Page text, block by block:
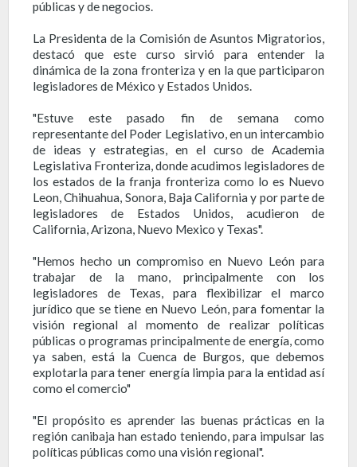
públicas y de negocios.
La Presidenta de la Comisión de Asuntos Migratorios,
destacó que este curso sirvió para entender la
dinámica de la zona fronteriza y en la que participaron
legisladores de México y Estados Unidos.
"Estuve este pasado fin de semana como
representante del Poder Legislativo, en un intercambio
de ideas y estrategias, en el curso de Academia
Legislativa Fronteriza, donde acudimos legisladores de
los estados de la franja fronteriza como lo es Nuevo
Leon, Chihuahua, Sonora, Baja California y por parte de
legisladores de Estados Unidos, acudieron de
California, Arizona, Nuevo Mexico y Texas".
"Hemos hecho un compromiso en Nuevo León para
trabajar de la mano, principalmente con los
legisladores de Texas, para flexibilizar el marco
jurídico que se tiene en Nuevo León, para fomentar la
visión regional al momento de realizar políticas
públicas o programas principalmente de energía, como
ya saben, está la Cuenca de Burgos, que debemos
explotarla para tener energía limpia para la entidad así
como el comercio"
"El propósito es aprender las buenas prácticas en la
región canibaja han estado teniendo, para impulsar las
políticas públicas como una visión regional".